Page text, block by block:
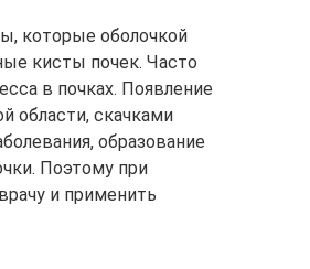
которые оболочкой
кисты почек. Часто
в почках. Появление
области, скачками
образование
Поэтому при
и применить